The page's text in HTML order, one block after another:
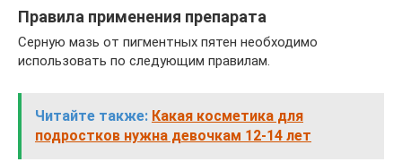
Правила применения препарата
Серную мазь от пигментных пятен необходимо
использовать по следующим правилам.
Читайте также: Какая косметика для
подростков нужна девочкам 12-14 лет